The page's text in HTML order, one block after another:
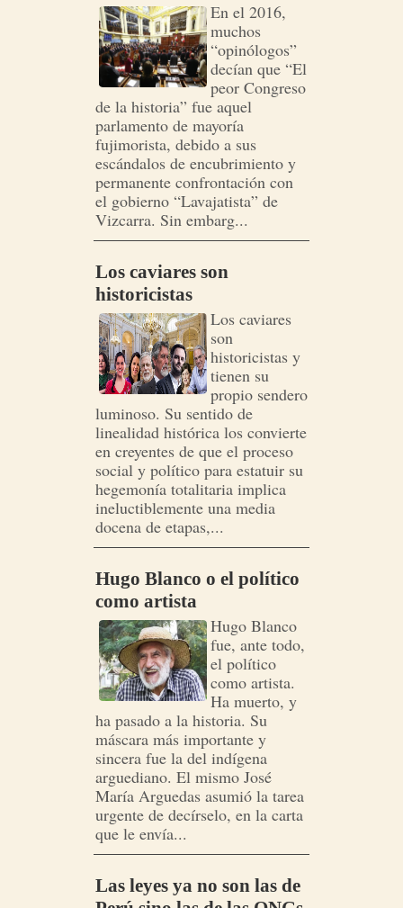
En el 2016,
muchos
“opinólogos”
decían que “El
peor Congreso
de la historia” fue aquel
parlamento de mayoría
fujimorista, debido a sus
escándalos de encubrimiento y
permanente confrontación con
el gobierno “Lavajatista” de
Vizcarra. Sin embarg...
Los caviares son
historicistas
Los caviares
son
historicistas y
tienen su
propio sendero
luminoso. Su sentido de
linealidad histórica los convierte
en creyentes de que el proceso
social y político para estatuir su
hegemonía totalitaria implica
ineluctiblemente una media
docena de etapas,...
Hugo Blanco o el político
como artista
Hugo Blanco
fue, ante todo,
el político
como artista.
Ha muerto, y
ha pasado a la historia. Su
máscara más importante y
sincera fue la del indígena
arguediano. El mismo José
María Arguedas asumió la tarea
urgente de decírselo, en la carta
que le envía...
Las leyes ya no son las de